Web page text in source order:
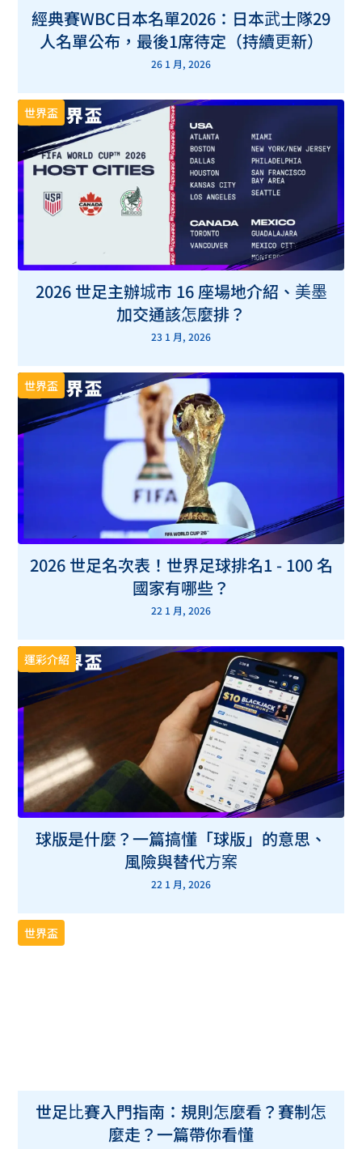
經典賽WBC日本名單2026：日本武士隊29
人名單公布，最後1席待定（持續更新）
26 1 月, 2026
世界盃
2026 世足主辦城市 16 座場地介紹、美墨
加交通該怎麼排？
23 1 月, 2026
世界盃
2026 世足名次表！世界足球排名1 - 100 名
國家有哪些？
22 1 月, 2026
運彩介紹
球版是什麼？一篇搞懂「球版」的意思、
風險與替代方案
22 1 月, 2026
世界盃
世足比賽入門指南：規則怎麼看？賽制怎
麼走？一篇帶你看懂